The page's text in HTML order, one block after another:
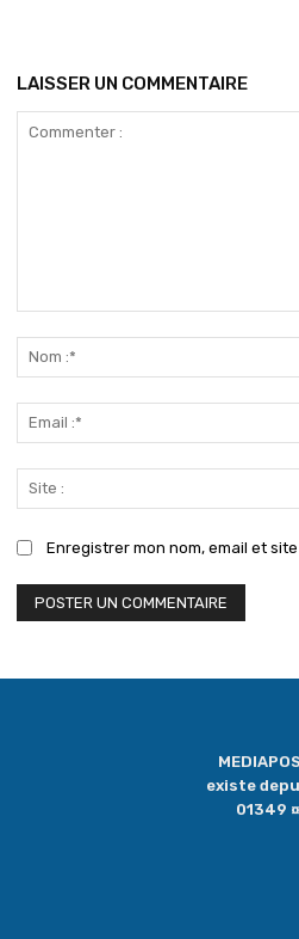
LAISSER UN COMMENTAIRE
Enregistrer mon nom, email et
existe
01349